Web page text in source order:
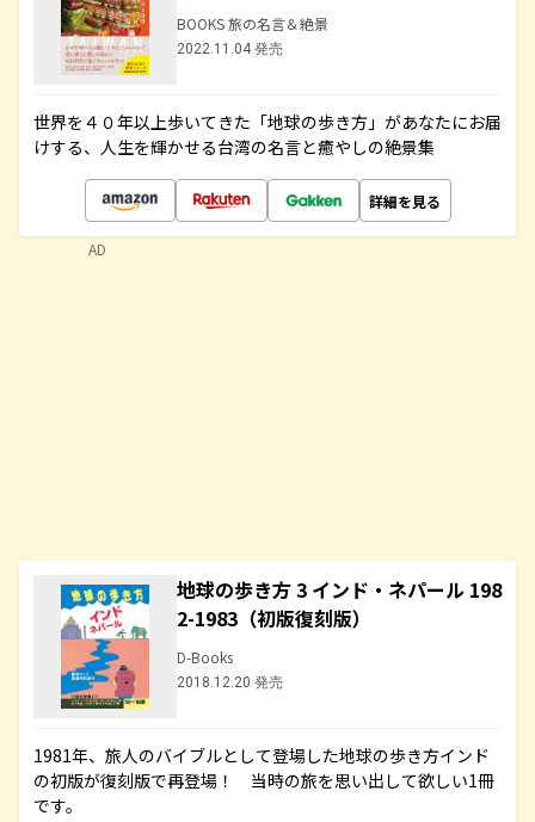
BOOKS 旅の名言＆絶景
2022.11.04 発売
世界を４０年以上歩いてきた「地球の歩き方」があなたにお届
けする、人生を輝かせる台湾の名言と癒やしの絶景集
詳細を見る
地球の歩き方 3 インド・ネパール 198
2-1983（初版復刻版）
D-Books
2018.12.20 発売
1981年、旅人のバイブルとして登場した地球の歩き方インド
の初版が復刻版で再登場！ 当時の旅を思い出して欲しい1冊
です。
AD